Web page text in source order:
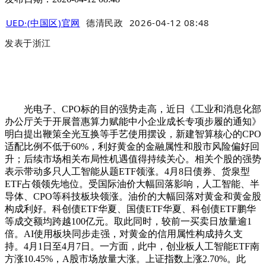
UED·(中国区)官网 德清民政 2026-04-12 08:48
发表于浙江
光电子、CPO标的目的强势走高，近日《工业和消息化部
办公厅关于开展普惠算力赋能中小企业成长专项步履的通知》
明白提出鞭策全光互换等手艺使用摆设，新建智算核心的CPO
适配比例不低于60%，利好黄金的金融属性和股市风险偏好回
升；后续市场相关布局性机遇值得持续关心。相关个股的强势
表示带动多只人工智能从题ETF领涨。4月8日债券、货泉型
ETF占领领先地位。受国际油价大幅回落影响，人工智能、半
导体、CPO等科技板块领涨。油价的大幅回落对黄金和黄金股
构成利好。科创债ETF华夏、国债ETF华夏、科创债ETF鹏华
等成交额均跨越100亿元。取此同时，较前一买卖日放量逾1
倍。AI使用板块同步走强，对黄金的信用属性构成持久支
持。4月1日至4月7日。一方面，此中，创业板人工智能ETF南
方涨10.45%，A股市场放量大涨。上证指数上涨2.70%。此